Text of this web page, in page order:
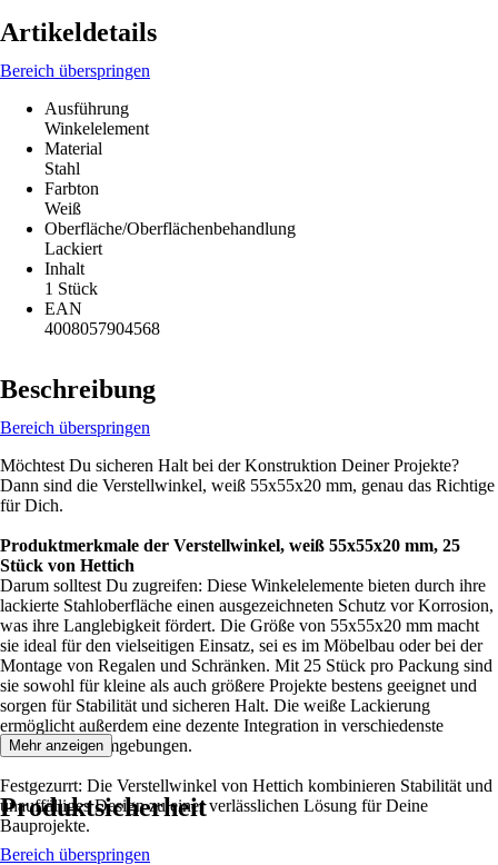
Artikeldetails
Bereich überspringen
Ausführung
Winkelelement
Material
Stahl
Farbton
Weiß
Oberfläche/Oberflächenbehandlung
Lackiert
Inhalt
1 Stück
EAN
4008057904568
Beschreibung
Bereich überspringen
Möchtest Du sicheren Halt bei der Konstruktion Deiner Projekte?
Dann sind die Verstellwinkel, weiß 55x55x20 mm, genau das Richtige
für Dich.
Produktmerkmale der Verstellwinkel, weiß 55x55x20 mm, 25
Stück von Hettich
Darum solltest Du zugreifen: Diese Winkelelemente bieten durch ihre
lackierte Stahloberfläche einen ausgezeichneten Schutz vor Korrosion,
was ihre Langlebigkeit fördert. Die Größe von 55x55x20 mm macht
sie ideal für den vielseitigen Einsatz, sei es im Möbelbau oder bei der
Montage von Regalen und Schränken. Mit 25 Stück pro Packung sind
sie sowohl für kleine als auch größere Projekte bestens geeignet und
sorgen für Stabilität und sicheren Halt. Die weiße Lackierung
ermöglicht außerdem eine dezente Integration in verschiedenste
Designs und Umgebungen.
Festgezurrt: Die Verstellwinkel von Hettich kombinieren Stabilität und
unauffälliges Design zu einer verlässlichen Lösung für Deine
Bauprojekte.
Mehr anzeigen
Produktsicherheit
Bereich überspringen